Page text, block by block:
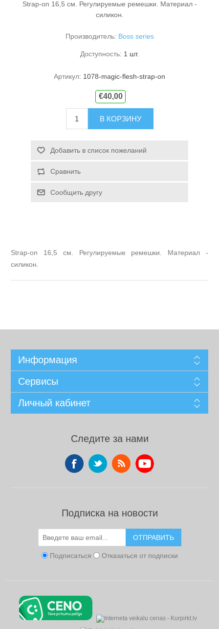
Strap-on 16,5 см. Регулируемые ремешки. Материал -
силикон.
Производитель: Boss series
Доступность: 1 шт.
Артикул: 1078-magic-flesh-strap-on
€40,00
В КОРЗИНУ
Добавить в список пожеланий
Сравнить
Сообщить другу
Strap-on 16,5 см. Регулируемые ремешки. Материал -
силикон.
Информация
Сервисы
Личный кабинет
Следите за нами
Подписка на новости
ОТПРАВИТЬ
Подписаться Отказаться от подписки